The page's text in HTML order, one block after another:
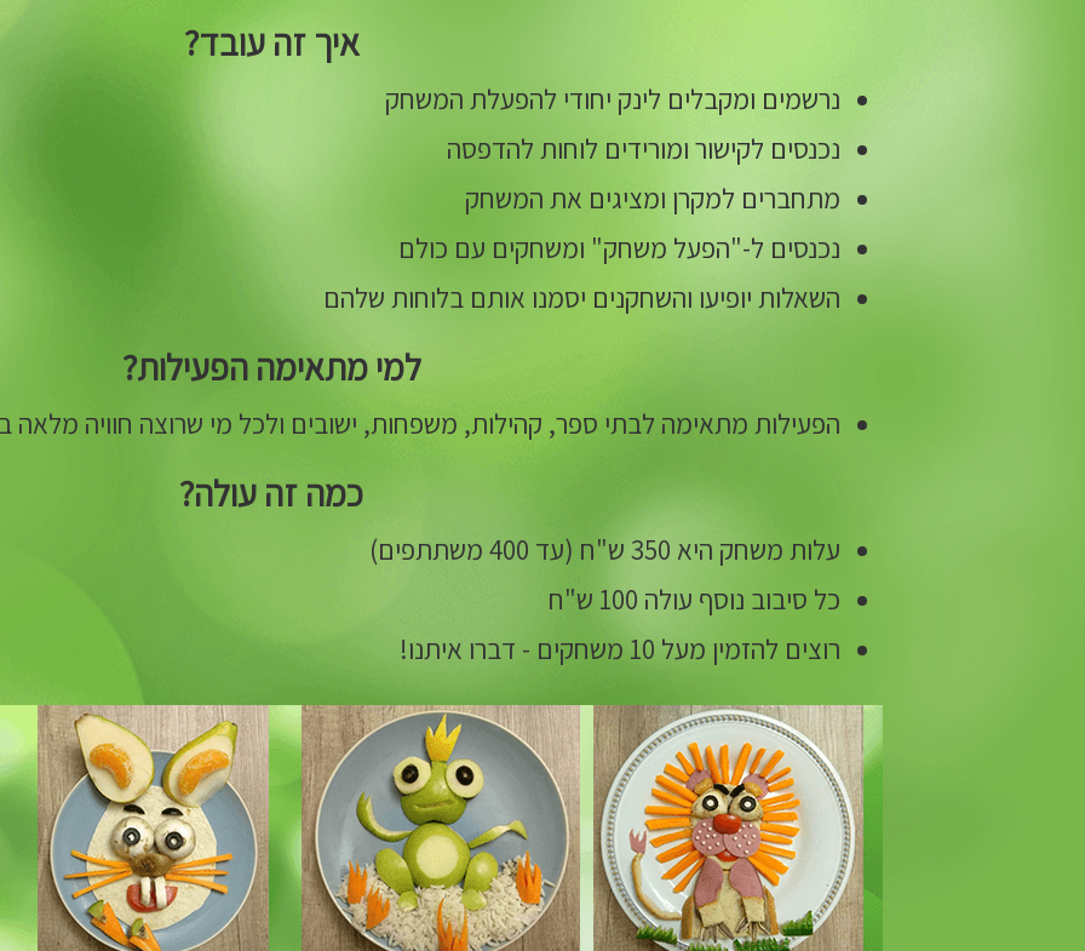
איך זה עובד?
נרשמים ומקבלים לינק יחודי להפעלת המשחק
נכנסים לקישור ומורידים לוחות להדפסה
מתחברים למקרן ומציגים את המשחק
נכנסים ל-"הפעל משחק" ומשחקים עם כולם
השאלות יופיעו והשחקנים יסמנו אותם בלוחות שלהם
למי מתאימה הפעילות?
הפעילות מתאימה לבתי ספר, קהילות, משפחות, ישובים ולכל מי שרוצה חוויה מלאה
כמה זה עולה?
עלות משחק היא 350 ש"ח (עד 400 משתתפים)
כל סיבוב נוסף עולה 100 ש"ח
רוצים להזמין מעל 10 משחקים - דברו איתנו!